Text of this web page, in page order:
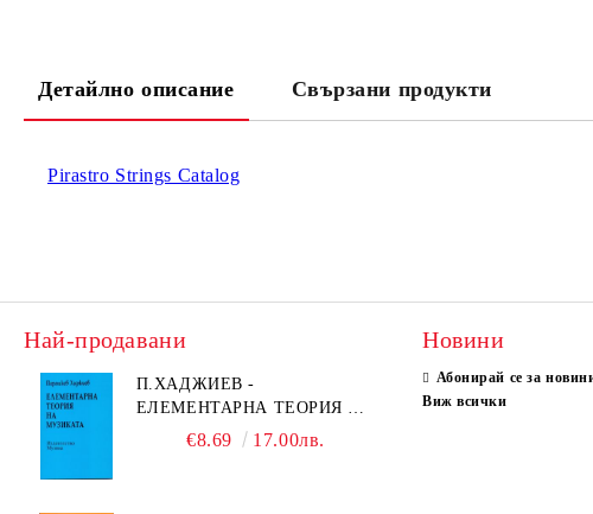
Детайлно описание Свързани продукти
Pirastro Strings Catalog
Най-продавани
П.ХАДЖИЕВ -
ЕЛЕМЕНТАРНА ТЕОРИЯ НА
МУЗИКАТА
€8.69 17.00лв.
Новини
Абонирай се за
Виж всички